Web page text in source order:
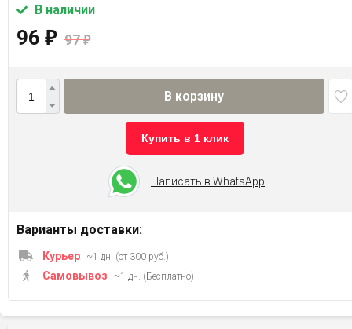
В наличии
96 ₽ 97₽
В корзину
Купить в 1 клик
Написать в WhatsApp
Варианты доставки:
Курьер ~1 дн. (от 300 руб.)
Самовывоз ~1 дн. (Бесплатно)